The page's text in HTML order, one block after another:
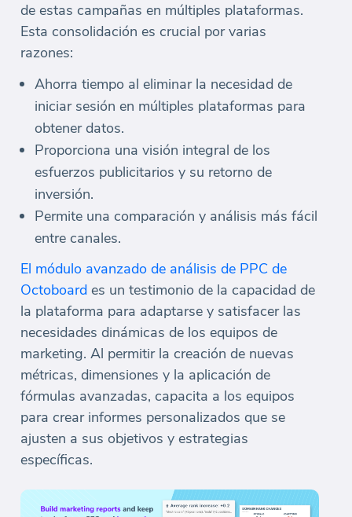
de estas campañas en múltiples plataformas.
Esta consolidación es crucial por varias
razones:
Ahorra tiempo al eliminar la necesidad de
iniciar sesión en múltiples plataformas para
obtener datos.
Proporciona una visión integral de los
esfuerzos publicitarios y su retorno de
inversión.
Permite una comparación y análisis más fácil
entre canales.
El módulo avanzado de análisis de PPC de
Octoboard es un testimonio de la capacidad de
la plataforma para adaptarse y satisfacer las
necesidades dinámicas de los equipos de
marketing. Al permitir la creación de nuevas
métricas, dimensiones y la aplicación de
fórmulas avanzadas, capacita a los equipos
para crear informes personalizados que se
ajusten a sus objetivos y estrategias
específicas.